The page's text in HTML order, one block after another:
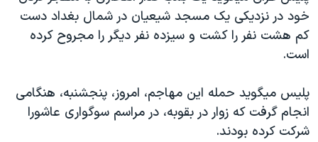
به
جستجو
گزیده‌ها
ویژه برنامه‌ها
فرهنگ و زندگی
حقوق شهروندی
عملیات خشم حماسی
۲۵۰سالگی آمریکا
مستندها
انتخابات ریاست جمهوری آمریکا ۲۰۲۴
پخش رادیویی
یادگیری زبان انگلیسی
دنبال کنید
خود در نزديکی يک مسجد شيعيان در شمال بغداد دست
کم هشت نفر را کشت و سيزده نفر ديگر را مجروح کرده
است.
پليس ميگويد حمله اين مهاجم، امروز، پنجشنبه، هنگامی
انجام گرفت که زوار در بقوبه، در مراسم سوگواری عاشورا
شرکت کرده بودند.